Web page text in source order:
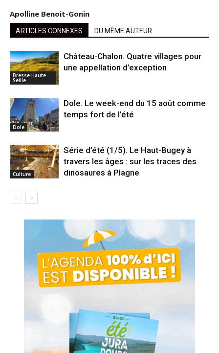
Apolline Benoit-Gonin
ARTICLES CONNEXES DU MÊME AUTEUR
Bresse Haute
Seille
Château-Chalon. Quatre villages pour
une appellation d’exception
Dole
Dole. Le week-end du 15 août comme
temps fort de l’été
Culture
Série d’été (1/5). Le Haut-Bugey à
travers les âges : sur les traces des
dinosaures à Plagne